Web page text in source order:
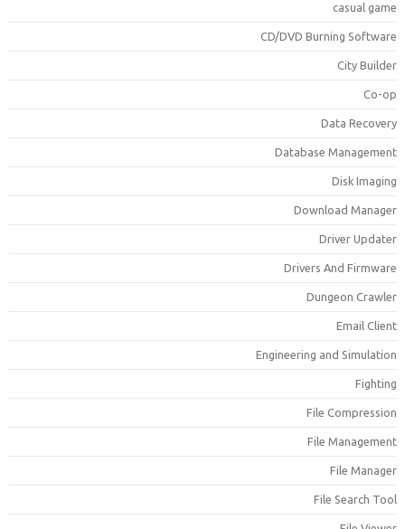
casual
CD/DVD Burning
City
Co-
Data
Database
Disk
Download
Driver
Drivers And
Dungeon
Email
Engineering and
File
File
File
File Search